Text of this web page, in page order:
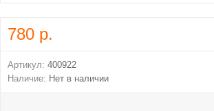
780 р.
Артикул: 400922
Наличие: Нет в наличии